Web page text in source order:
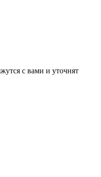
с вами и уточнят